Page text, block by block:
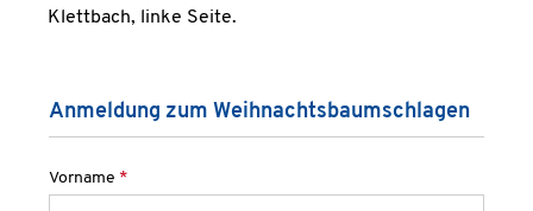
Klettbach, linke Seite.
Anmeldung zum Weihnachtsbaumschlagen
Vorname *